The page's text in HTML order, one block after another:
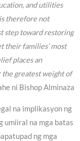
and utilities
therefore not
step toward restoring
their families’ most
places an
the greatest weight of
ni Bishop Alminaza
na implikasyon ng
umiiral na mga batas
ng mga